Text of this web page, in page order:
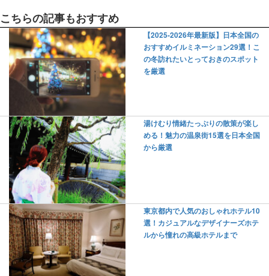
こちらの記事もおすすめ
【2025-2026年最新版】日本全国の
おすすめイルミネーション29選！こ
の冬訪れたいとっておきのスポット
を厳選
湯けむり情緒たっぷりの散策が楽し
める！魅力の温泉街15選を日本全国
から厳選
東京都内で人気のおしゃれホテル10
選！カジュアルなデザイナーズホテ
ルから憧れの高級ホテルまで